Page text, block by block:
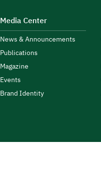
Media Center
News & Announcements
Publications
Magazine
Events
Brand Identity